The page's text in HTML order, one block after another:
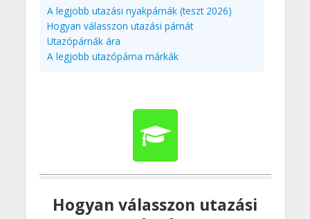
A legjobb utazási nyakpárnák (teszt 2026)
Hogyan válasszon utazási párnát
Utazópárnák ára
A legjobb utazópárna márkák
Hogyan válasszon utazási